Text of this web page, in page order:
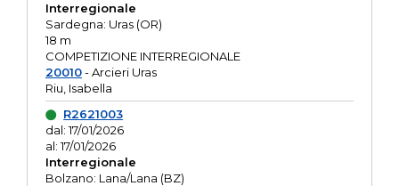
Interregionale
Sardegna: Uras (OR)
18 m
COMPETIZIONE INTERREGIONALE
20010- Arcieri Uras
Riu, Isabella
R2621003
dal: 17/01/2026
al: 17/01/2026
Interregionale
Bolzano: Lana/Lana (BZ)